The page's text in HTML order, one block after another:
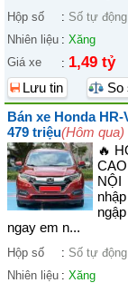
Hộp số : Số tự động
Nhiên liệu : Xăng
Giá xe
: 1,49 tỷ
Lưu tin
So
Bán xe Honda
479 triệu(Hôm qua)
🔥
NỘI
ngay em n...
Hộp số : Số tự động
Nhiên liệu : Xăng